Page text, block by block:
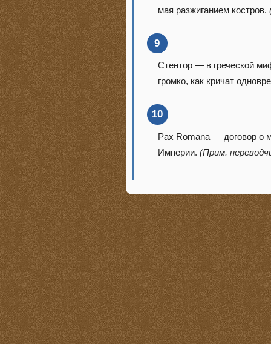
мая разжиганием костров.
9
Стентор — в греческой
громко, как кричат
10
Pax Romana — договор о
Империи.(Прим.